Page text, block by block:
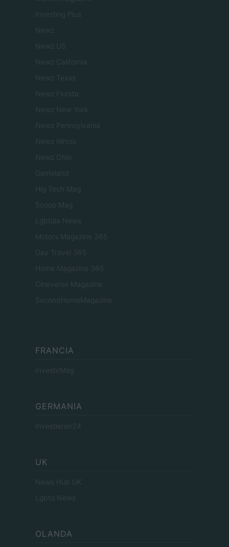
Investing Plus
Newz
Newz US
Newz California
Newz Texas
Newz Florida
Newz New York
Newz Pennsylvania
Newz Illinois
Newz Ohio
Gameland
Hig Tech Mag
Scoop Mag
Lgbtqia News
Motors Magazine 365
Day Travel 365
Home Magazine 365
Cineverse Magazine
SecondHomeMagazine
FRANCIA
InvestirMag
GERMANIA
Investieren24
UK
News Hub UK
Lgbtq News
OLANDA